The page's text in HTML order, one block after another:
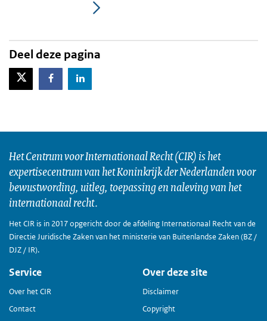
Deel deze pagina
X-TwitterFacebookLinkedIn
Het Centrum voor Internationaal Recht (CIR) is het
expertisecentrum van het Koninkrijk der Nederlanden voor
bewustwording, uitleg, toepassing en naleving van het
internationaal recht.
Het CIR is in 2017 opgericht door de afdeling Internationaal Recht van de
Directie Juridische Zaken van het ministerie van Buitenlandse Zaken (BZ /
DJZ / IR).
Service
Over het CIR
Contact
Over deze site
Disclaimer
Copyright